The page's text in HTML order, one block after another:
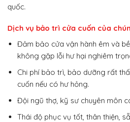
quốc.
Dịch vụ bảo trì cửa cuốn của
Đảm bảo cửa vận hành êm và
không gặp lỗi hư hại nghiêm
Chi phí bảo trì, bảo dưỡng rất
cuốn nếu có hư hỏng.
Đội ngũ thợ, kỹ sư chuyên môn
Thái độ phục vụ tốt, thân thiện,